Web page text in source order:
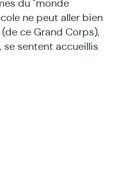
du "monde
ne peut aller bien
ce Grand Corps),
sentent accueillis